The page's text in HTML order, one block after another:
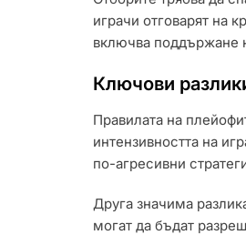
играчи отговарят на
включва поддържане
Ключови
Правилата на
интензивността на
по-агресивни
Друга значима
могат да бъдат